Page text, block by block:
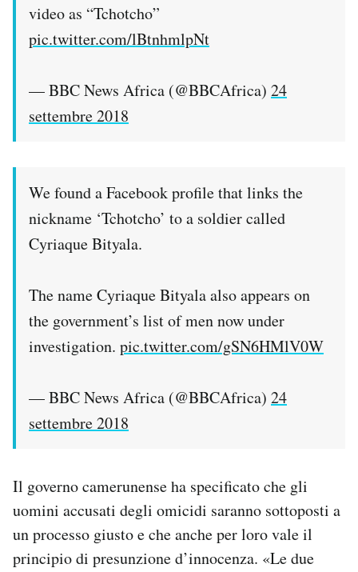
video as “Tchotcho”
pic.twitter.com/lBtnhmlpNt
— BBC News Africa (@BBCAfrica) 24
settembre 2018
We found a Facebook profile that links the
nickname ‘Tchotcho’ to a soldier called
Cyriaque Bityala.
The name Cyriaque Bityala also appears on
the government’s list of men now under
investigation. pic.twitter.com/gSN6HMlV0W
— BBC News Africa (@BBCAfrica) 24
settembre 2018
Il governo camerunense ha specificato che gli
uomini accusati degli omicidi saranno sottoposti a
un processo giusto e che anche per loro vale il
principio di presunzione d’innocenza. «Le due